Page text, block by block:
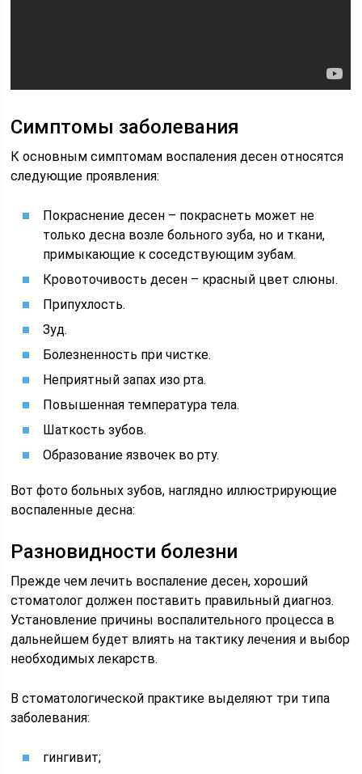
Симптомы заболевания
К основным симптомам воспаления десен относятся
следующие проявления:
Покраснение десен – покраснеть может не
только десна возле больного зуба, но и ткани,
примыкающие к соседствующим зубам.
Кровоточивость десен – красный цвет слюны.
Припухлость.
Зуд.
Болезненность при чистке.
Неприятный запах изо рта.
Повышенная температура тела.
Шаткость зубов.
Образование язвочек во рту.
Вот фото больных зубов, наглядно иллюстрирующие
воспаленные десна:
Разновидности болезни
Прежде чем лечить воспаление десен, хороший
стоматолог должен поставить правильный диагноз.
Установление причины воспалительного процесса в
дальнейшем будет влиять на тактику лечения и выбор
необходимых лекарств.
В стоматологической практике выделяют три типа
заболевания:
гингивит;